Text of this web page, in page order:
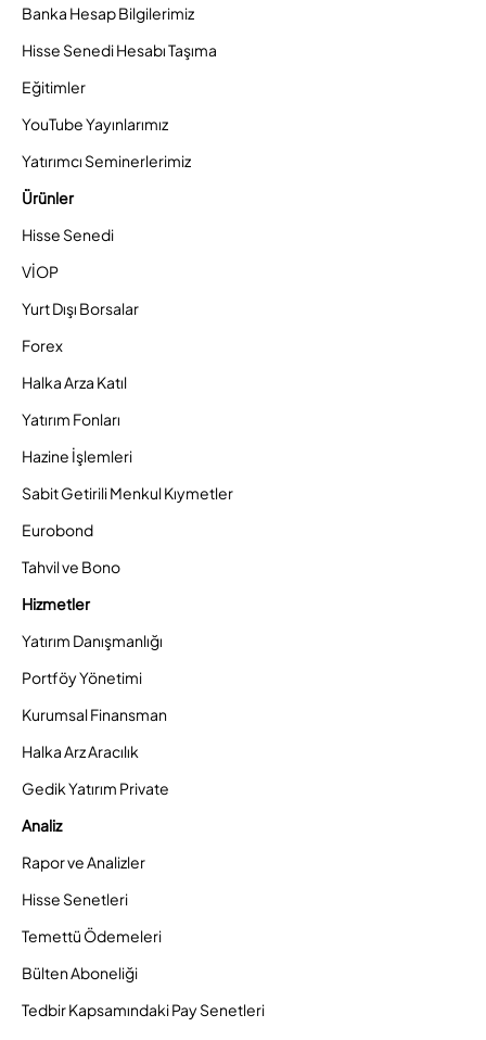
Banka Hesap Bilgilerimiz
Hisse Senedi Hesabı Taşıma
Eğitimler
YouTube Yayınlarımız
Yatırımcı Seminerlerimiz
Ürünler
Hisse Senedi
VİOP
Yurt Dışı Borsalar
Forex
Halka Arza Katıl
Yatırım Fonları
Hazine İşlemleri
Sabit Getirili Menkul Kıymetler
Eurobond
Tahvil ve Bono
Hizmetler
Yatırım Danışmanlığı
Portföy Yönetimi
Kurumsal Finansman
Halka Arz Aracılık
Gedik Yatırım Private
Analiz
Rapor ve Analizler
Hisse Senetleri
Temettü Ödemeleri
Bülten Aboneliği
Tedbir Kapsamındaki Pay Senetleri